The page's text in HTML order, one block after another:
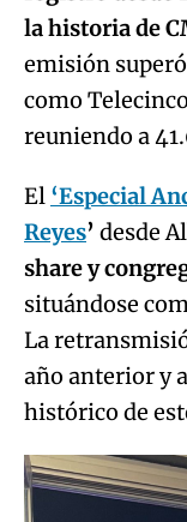
la historia de
emisión
como
reuniendo a
El ‘Especial
Reyes’ desde
share y
situándose
La
año anterior y
histórico de